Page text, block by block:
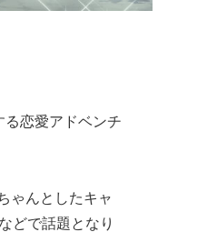
恋愛アドベンチ
ゃんとしたキャ
どで話題となり